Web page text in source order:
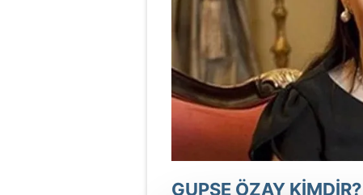
GUPSE ÖZAY KİMDİR?